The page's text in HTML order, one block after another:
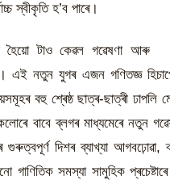
স্বীকৃতি হ’ব পাৰে।
হৈয়ো টাও কেৱল গৱেষণা আৰু
এই নতুন যুগৰ এজন গণিতজ্ঞ
বহু শ্ৰেষ্ঠ ছাত্ৰ-ছাত্ৰী
বাবে ব্লগৰ মাধ্যমেৰে নতুন
গুৰুত্বপূৰ্ণ দিশৰ ব্যাখ্যা
গাণিতিক সমস্যা সামুহিক